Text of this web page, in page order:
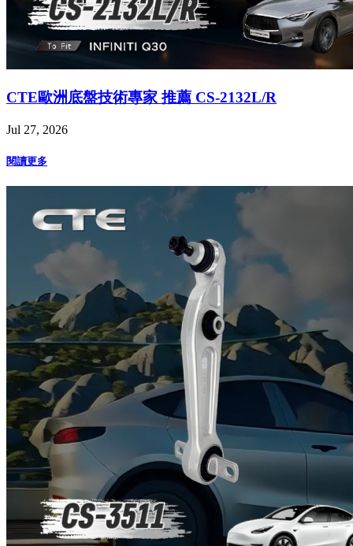
CTE歐洲底盤技術專家 推薦 CS-2132L/R
Jul 27, 2026
閱讀更多